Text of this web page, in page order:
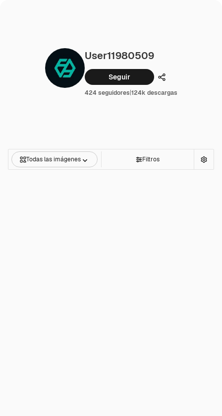
User11980509
Seguir Compartir
424 seguidores|124k descargas
Todas las imágenes Filtros